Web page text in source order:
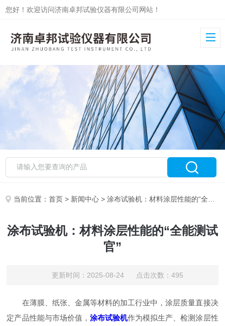
您好！欢迎访问济南卓邦试验仪器有限公司网站！
当前位置：首页 > 新闻中心 > 涂布试验机：材料涂层性能的“全能测试官”​
涂布试验机：材料涂层性能的“全能测试
官”​
更新时间：2025-08-24 点击次数：495
在薄膜、纸张、金属等材料的加工行业中，涂层质量直接决
定产品性能与市场价值， 涂布试验机作为模拟生产、检测涂层性